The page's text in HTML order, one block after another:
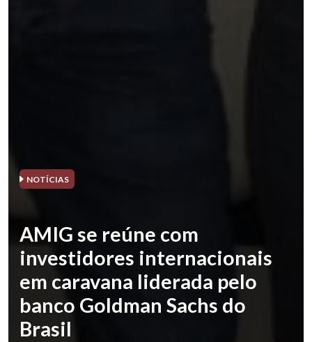
NOTÍCIAS
AMIG se reúne com
investidores internacionais
em caravana liderada pelo
banco Goldman Sachs do
Brasil